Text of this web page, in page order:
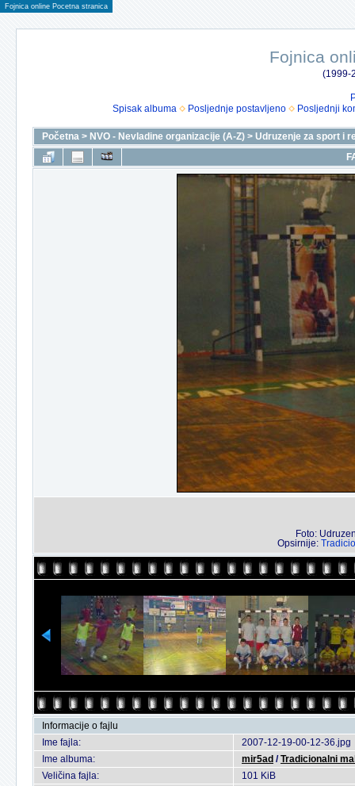
Fojnica online Pocetna stranica
Fojnica
(1999-
Spisak albuma
Posljednje postavljeno Posljednji
Početna > NVO - Nevladine organizacije (A-Z) > Udruzenje za sport i
Foto:
Opsirnije:
Informacije o fajlu
Ime fajla:
2007-12-19-00-12-36.jpg
Ime albuma:
mir5ad /Tradicionalni
Veličina fajla:
101 KiB